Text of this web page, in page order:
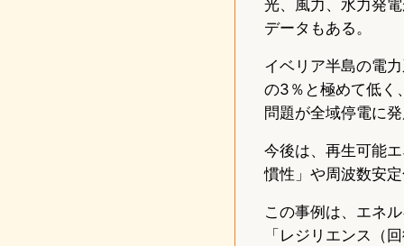
光、風力、水力発
データもある。
イベリア半島の電
の3％と極めて低く
問題が全域停電に
今後は、再生可能
慣性」や周波数安
この事例は、エネ
「レジリエンス（